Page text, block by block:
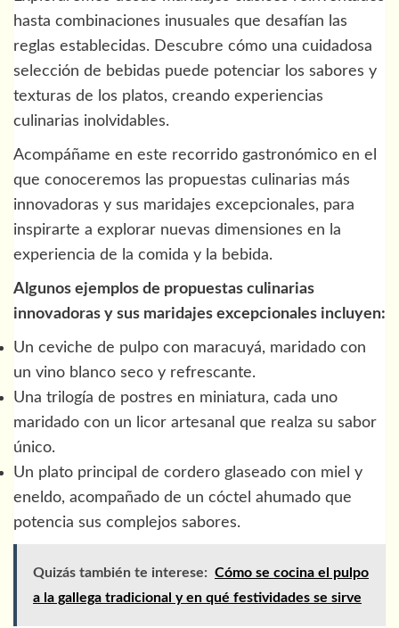
hasta combinaciones inusuales que desafían las
reglas establecidas. Descubre cómo una cuidadosa
selección de bebidas puede potenciar los sabores y
texturas de los platos, creando experiencias
culinarias inolvidables.
Acompáñame en este recorrido gastronómico en el
que conoceremos las propuestas culinarias más
innovadoras y sus maridajes excepcionales, para
inspirarte a explorar nuevas dimensiones en la
experiencia de la comida y la bebida.
Algunos ejemplos de propuestas culinarias
innovadoras y sus maridajes excepcionales incluyen:
Un ceviche de pulpo con maracuyá, maridado con
un vino blanco seco y refrescante.
Una trilogía de postres en miniatura, cada uno
maridado con un licor artesanal que realza su sabor
único.
Un plato principal de cordero glaseado con miel y
eneldo, acompañado de un cóctel ahumado que
potencia sus complejos sabores.
Quizás también te interese: Cómo se cocina el pulpo
a la gallega tradicional y en qué festividades se sirve